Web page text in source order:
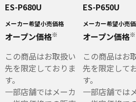
ES-P680U
メーカー希望小売価格
オープン価格※
この商品はお取扱い
先を限定しておりま
す。
一部店舗ではメーカ
ES-P650U
メーカー希望小売
オープン価格※
この商品はお
先を限定して
す。
一部店舗では